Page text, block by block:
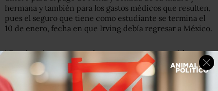
hermana y también para los gastos médicos que resulten,
pues el seguro que tiene como estudiante se termina el
10 de enero, fecha en que Irving debía regresar a México.
“Gracias a los apoyos podemos pagar renta, comida.
Todos los donativos de personas que nos conocen y los
que no nos conocen básicamente son para los gastos que
se nos vienen para poder acompañar a mi hermano”,